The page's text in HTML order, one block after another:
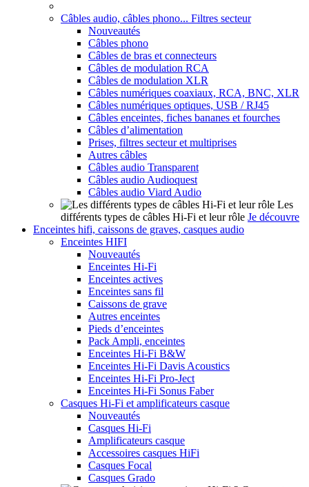
Câbles audio, câbles phono... Filtres secteur
Nouveautés
Câbles phono
Câbles de bras et connecteurs
Câbles de modulation RCA
Câbles de modulation XLR
Câbles numériques coaxiaux, RCA, BNC, XLR
Câbles numériques optiques, USB / RJ45
Câbles enceintes, fiches bananes et fourches
Câbles d’alimentation
Prises, filtres secteur et multiprises
Autres câbles
Câbles audio Transparent
Câbles audio Audioquest
Câbles audio Viard Audio
Les
différents types de câbles Hi-Fi et leur rôle Je découvre
Enceintes hifi, caissons de graves, casques audio
Enceintes HIFI
Nouveautés
Enceintes Hi-Fi
Enceintes actives
Enceintes sans fil
Caissons de grave
Autres enceintes
Pieds d’enceintes
Pack Ampli, enceintes
Enceintes Hi-Fi B&W
Enceintes Hi-Fi Davis Acoustics
Enceintes Hi-Fi Pro-Ject
Enceintes Hi-Fi Sonus Faber
Casques Hi-Fi et amplificateurs casque
Nouveautés
Casques Hi-Fi
Amplificateurs casque
Accessoires casques HiFi
Casques Focal
Casques Grado